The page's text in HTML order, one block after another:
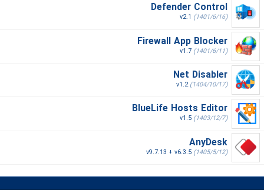
Defender Control
v2.1 (1401/6/16)
Firewall App Blocker
v1.7 (1401/6/11)
Net Disabler
v1.2(1404/10/17)
BlueLife Hosts Editor
v1.5 (1403/12/7)
AnyDesk
v9.7.13 + v6.3.5 (1405/5/12)